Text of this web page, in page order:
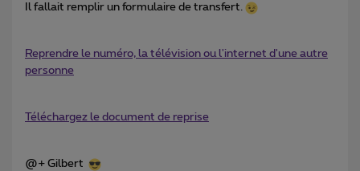
Il fallait remplir un formulaire de transfert.
Reprendre le numéro, la télévision ou l'internet d'une autre
personne
Téléchargez le document de reprise
@+ Gilbert